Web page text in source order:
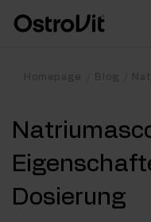
Homepage Blog
Dosierung